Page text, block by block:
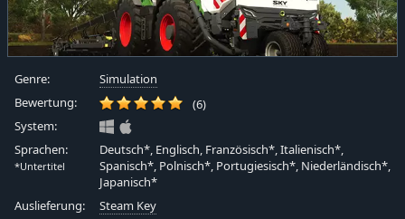
Genre:
Simulation
Bewertung:
(6)
System:
Sprachen:
*Untertitel
Deutsch*, Englisch, Französisch*, Italienisch*,
Spanisch*, Polnisch*, Portugiesisch*, Niederländisch*,
Japanisch*
Auslieferung:
Steam Key